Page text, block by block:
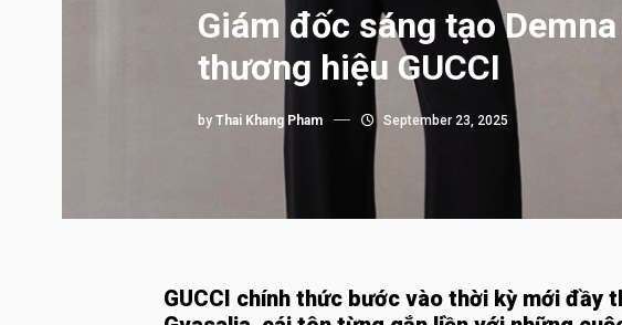
Giám đốc sáng tạo
thương hiệu GUCCI
byThai Khang Pham September 23, 2025
GUCCI chính thức bước vào thời kỳ mới đầy